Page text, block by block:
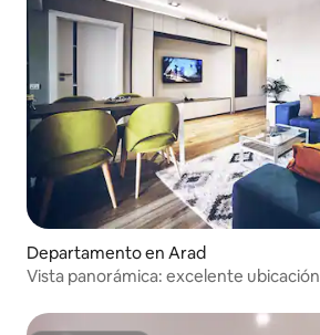
Departamento en Arad
Vista panorámica: excelente ubicación